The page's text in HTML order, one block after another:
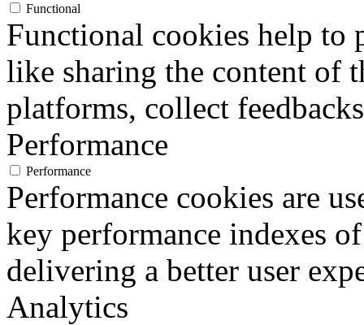
Functional
Functional cookies help to
like sharing the content of
platforms, collect
Performance
Performance
Performance cookies are
key performance indexes
delivering a better user
Analytics